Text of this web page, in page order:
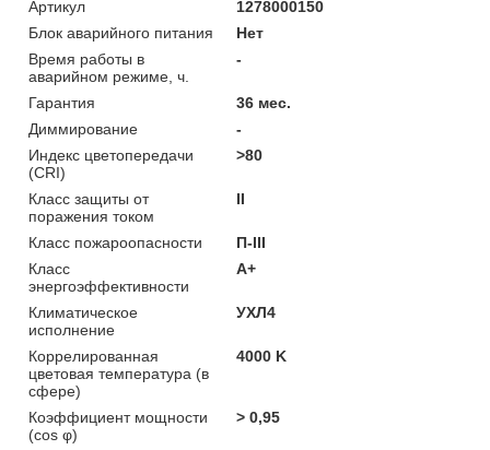
Артикул
1278000150
Блок аварийного питания
Нет
Время работы в
аварийном режиме, ч.
-
Гарантия
36 мес.
Диммирование
-
Индекс цветопередачи
(CRI)
>80
Класс защиты от
поражения током
II
Класс пожароопасности
П-ІІІ
Класс
энергоэффективности
A+
Климатическое
исполнение
УХЛ4
Коррелированная
цветовая температура (в
сфере)
4000 K
Коэффициент мощности
(cos φ)
> 0,95